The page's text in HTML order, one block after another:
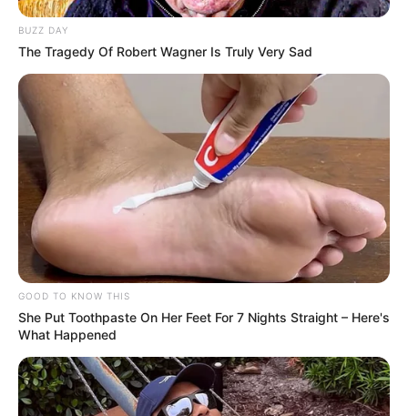
Conhecimento sobre o direito ao IFA
O IFA - Incentivo Financeiro Adicional ficou nacionalmente
conhecido graças ao trabalho de informação realizado pelo JASB -
Jornal dos Agentes de Saúde do Brasil há vários anos.Foi graças a
essa ferramenta de informação que os agentes de saúde de todo o
BUZZ DAY
The Tragedy Of Robert Wagner Is Truly Very Sad
GOOD TO KNOW THIS
She Put Toothpaste On Her Feet For 7 Nights Straight – Here's
What Happened